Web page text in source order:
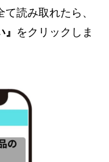
読み取れたら、
をクリックしま